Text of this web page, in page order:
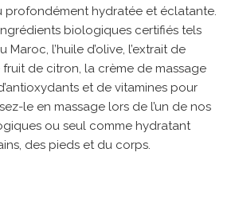
profondément hydratée et éclatante.
biologiques certifiés tels
Maroc, l’huile d’olive, l’extrait de
fruit de citron, la crème de massage
et de vitamines pour
le en massage lors de l’un de nos
ou seul comme hydratant
des pieds et du corps.